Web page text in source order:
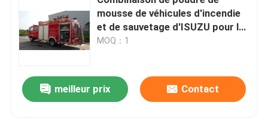
Camion de pompiers du château d'eau
mousse de véhicules d'incendie
et de sauvetage d'ISUZU pour la
lutte contre l'incendie de
MOQ：1
meilleur prix Contact